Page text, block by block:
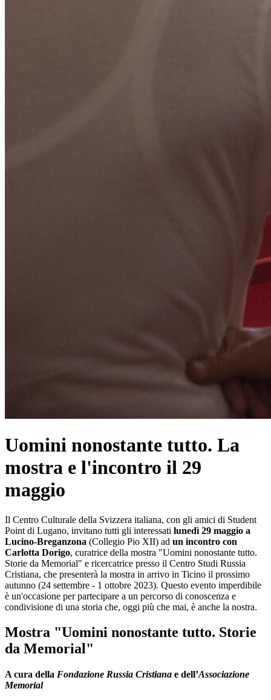
Uomini nonostante tutto. La
mostra e l'incontro il 29
maggio
Il Centro Culturale della Svizzera italiana, con gli amici di Student
Point di Lugano, invitano tutti gli interessati lunedì 29 maggio a
Lucino-Breganzona (Collegio Pio XII) ad un incontro con
Carlotta Dorigo, curatrice della mostra "Uomini nonostante tutto.
Storie da Memorial" e ricercatrice presso il Centro Studi Russia
Cristiana, che presenterà la mostra in arrivo in Ticino il prossimo
autunno (24 settembre - 1 ottobre 2023). Questo evento imperdibile
è un'occasione per partecipare a un percorso di conoscenza e
condivisione di una storia che, oggi più che mai, è anche la nostra.
Mostra "Uomini nonostante tutto. Storie
da Memorial"
A cura della Fondazione Russia Cristiana e dell’Associazione
Memorial